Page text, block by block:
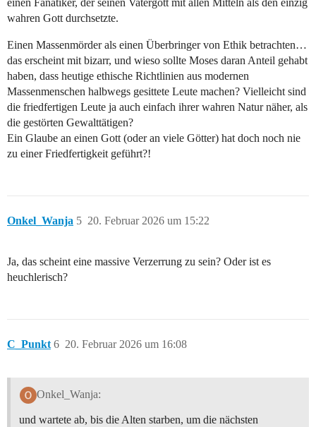
einen Fanatiker, der seinen Vatergott mit allen Mitteln als den einzig
wahren Gott durchsetzte.
Einen Massenmörder als einen Überbringer von Ethik betrachten…
das erscheint mit bizarr, und wieso sollte Moses daran Anteil gehabt
haben, dass heutige ethische Richtlinien aus modernen
Massenmenschen halbwegs gesittete Leute machen? Vielleicht sind
die friedfertigen Leute ja auch einfach ihrer wahren Natur näher, als
die gestörten Gewalttätigen?
Ein Glaube an einen Gott (oder an viele Götter) hat doch noch nie
zu einer Friedfertigkeit geführt?!
Onkel_Wanja 20. Februar 2026 um 15:22
5
Ja, das scheint eine massive Verzerrung zu sein? Oder ist es
heuchlerisch?
C_Punkt 20. Februar 2026 um 16:08
6
Onkel_Wanja:
und wartete ab, bis die Alten starben, um die nächsten